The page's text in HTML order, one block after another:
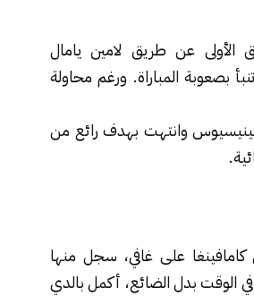
الأولى عن طريق لامين يامال
بصعوبة المباراة. ورغم محاولة
وانتهت بهدف رائع من
على غافي، سجل منها
الوقت بدل الضائع، أكمل بالدي